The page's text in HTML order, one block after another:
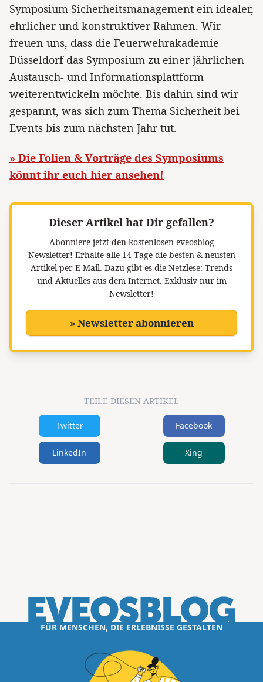
Symposium Sicherheitsmanagement ein idealer,
ehrlicher und konstruktiver Rahmen. Wir
freuen uns, dass die Feuerwehrakademie
Düsseldorf das Symposium zu einer jährlichen
Austausch- und Informationsplattform
weiterentwickeln möchte. Bis dahin sind wir
gespannt, was sich zum Thema Sicherheit bei
Events bis zum nächsten Jahr tut.
» Die Folien & Vorträge des Symposiums
könnt ihr euch hier ansehen!
Dieser Artikel hat Dir gefallen?
Abonniere jetzt den kostenlosen eveosblog
Newsletter! Erhalte alle 14 Tage die besten & neusten
Artikel per E-Mail. Dazu gibt es die Netzlese: Trends
und Aktuelles aus dem Internet. Exklusiv nur im
Newsletter!
» Newsletter abonnieren
TEILE DIESEN ARTIKEL
Twitter Facebook
LinkedIn Xing
FÜR MENSCHEN, DIE ERLEBNISSE GESTALTEN